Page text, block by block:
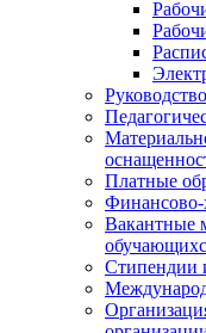
Руководство
Платные
Финансово-
Вакантные
Стипендии